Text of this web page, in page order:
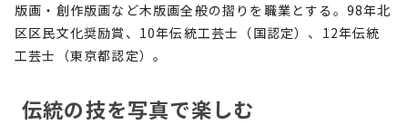
版画・創作版画など木版画全般の摺りを職業とする。98年北
区区民文化奨励賞、10年伝統工芸士（国認定）、12年伝統
工芸士（東京都認定）。
伝統の技を写真で楽しむ